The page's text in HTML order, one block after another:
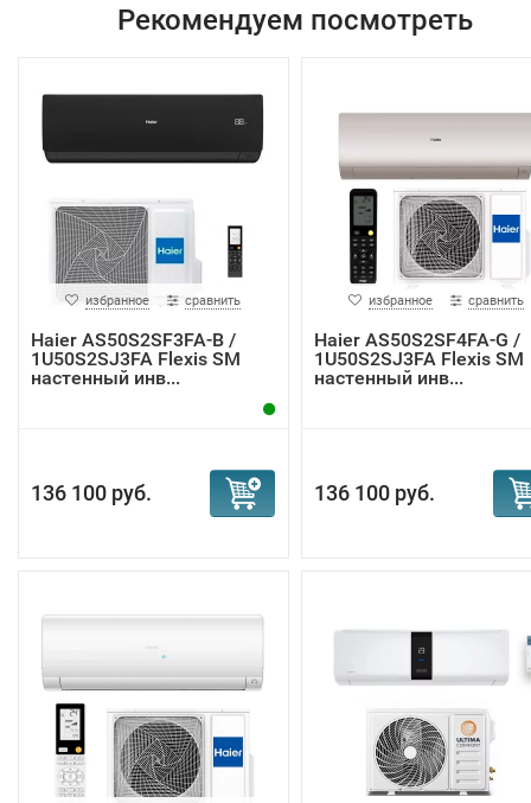
Рекомендуем посмотреть
избранное сравнить
Haier AS50S2SF3FA-B /
1U50S2SJ3FA Flexis SM
настенный инв...
136 100 руб.
избранное сравнить
Haier AS50S2SF4FA-G /
1U50S2SJ3FA Flexis SM
настенный инв...
136 100 руб.